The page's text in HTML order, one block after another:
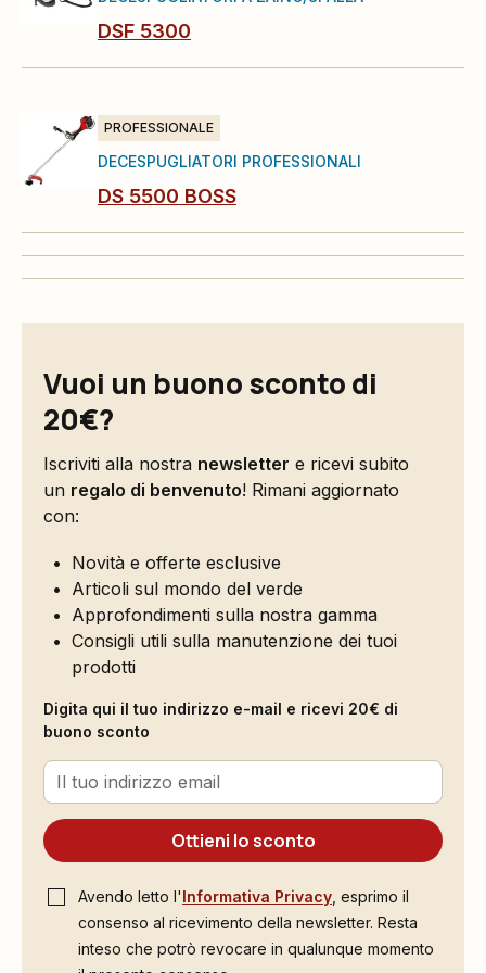
DSF 5300
PROFESSIONALE
DECESPUGLIATORI PROFESSIONALI
DS 5500 BOSS
Vuoi un buono sconto di
20€?
Iscriviti alla nostra newsletter e ricevi subito
un regalo di benvenuto! Rimani aggiornato
con:
Novità e offerte esclusive
Articoli sul mondo del verde
Approfondimenti sulla nostra gamma
Consigli utili sulla manutenzione dei tuoi
prodotti
Digita qui il tuo indirizzo e-mail e ricevi 20€ di
buono sconto
Ottieni lo sconto
Avendo letto l'Informativa Privacy , esprimo il
consenso al ricevimento della newsletter. Resta
inteso che potrò revocare in qualunque momento